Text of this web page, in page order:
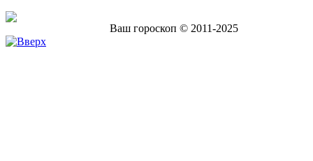
Ваш гороскоп © 2011-2025